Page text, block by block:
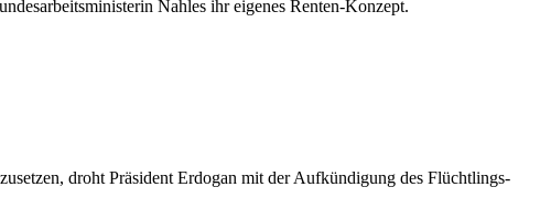
Nahles ihr eigenes Renten-Konzept.
droht Präsident Erdogan mit der Aufkündigung des Flüchtlings-